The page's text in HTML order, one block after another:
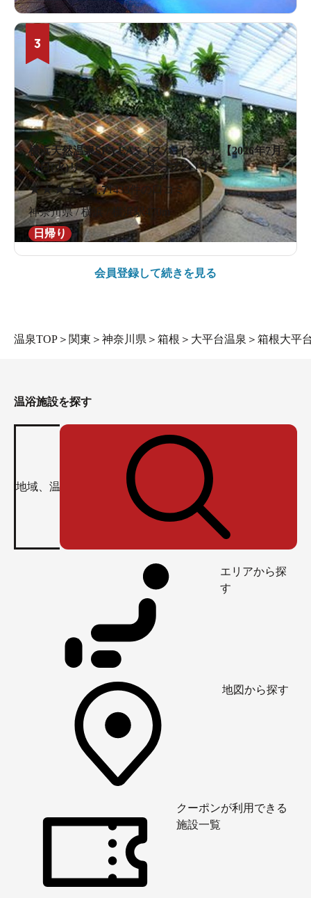
3
横浜天然温泉SPA EAS（スパ イアス）【2026年7月
28日(火)リノベーションオープン！】
★★★★★4.71433件の口コミ
神奈川県 / 横浜 / 横浜駅470m
日帰り
会員登録して続きを見る
温泉TOP ＞ 関東 ＞ 神奈川県 ＞ 箱根 ＞ 大平台温泉 ＞ 箱根大平
温浴施設を探す
エリアから探
す
地図から探す
クーポンが利用できる
施設一覧